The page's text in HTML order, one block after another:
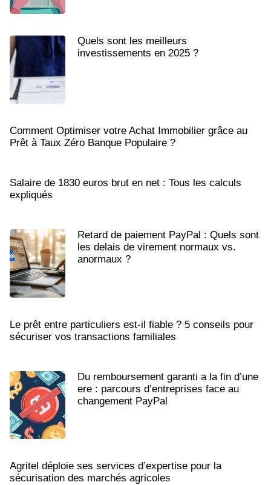
Quels sont les meilleurs
investissements en 2025 ?
Comment Optimiser votre Achat Immobilier grâce au
Prêt à Taux Zéro Banque Populaire ?
Salaire de 1830 euros brut en net : Tous les calculs
expliqués
Retard de paiement PayPal : Quels sont
les delais de virement normaux vs.
anormaux ?
Le prêt entre particuliers est-il fiable ? 5 conseils pour
sécuriser vos transactions familiales
Du remboursement garanti a la fin d’une
ere : parcours d’entreprises face au
changement PayPal
Agritel déploie ses services d’expertise pour la
sécurisation des marchés agricoles